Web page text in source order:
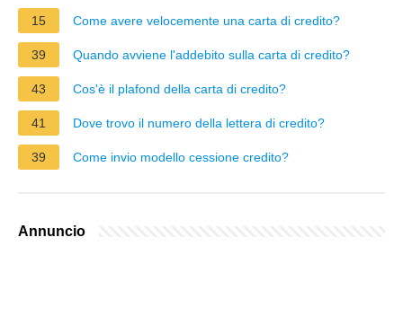
15
Come avere velocemente una carta di credito?
39 Quando avviene l'addebito sulla carta di credito?
43 Cos'è il plafond della carta di credito?
41 Dove trovo il numero della lettera di credito?
39 Come invio modello cessione credito?
Annuncio